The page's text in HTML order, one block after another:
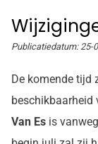
Publicatiedatum: 25-
De komende tijd
beschikbaarheid
Van Es is